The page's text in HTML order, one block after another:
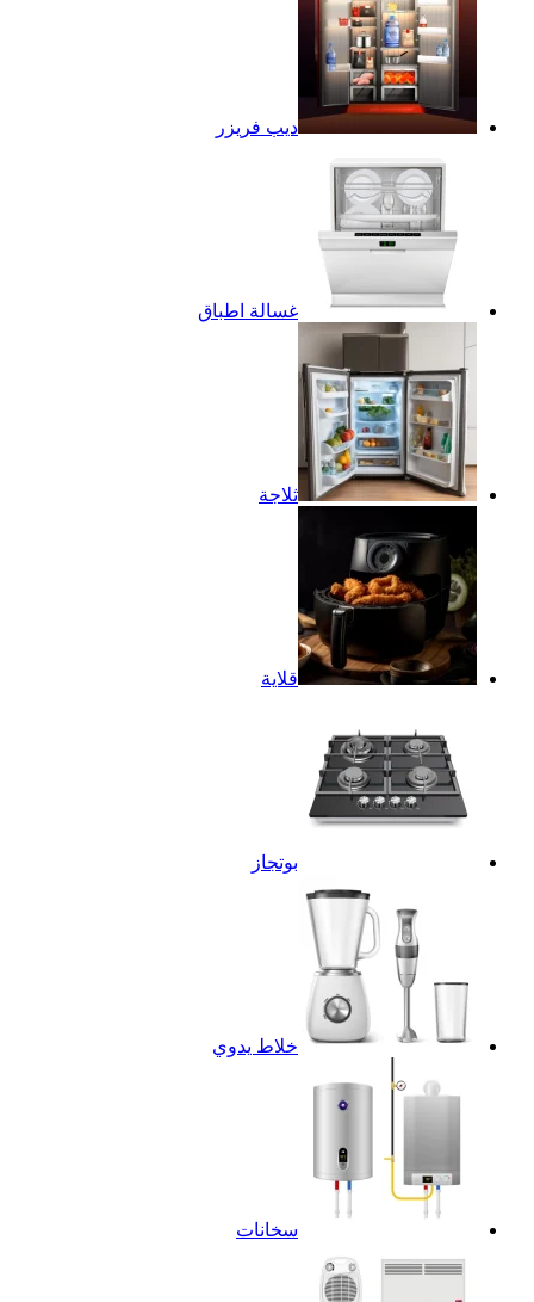
ديب فريزر
غسالة اطباق
ثلاجة
قلاية
بوتجاز
خلاط يدوي
سخانات